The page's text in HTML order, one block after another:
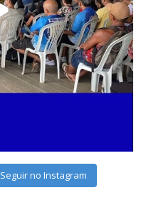
Seguir no Instagram